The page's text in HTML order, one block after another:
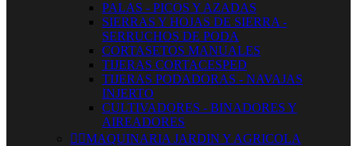
PALAS - PICOS Y AZADAS
SIERRAS Y HOJAS DE SIERRA -
SERRUCHOS DE PODA
CORTASETOS MANUALES
TIJERAS CORTACESPED
TIJERAS PODADORAS - NAVAJAS
INJERTO
CULTIVADORES - BINADORES Y
AIREADORES
 MAQUINARIA JARDIN Y AGRICOLA